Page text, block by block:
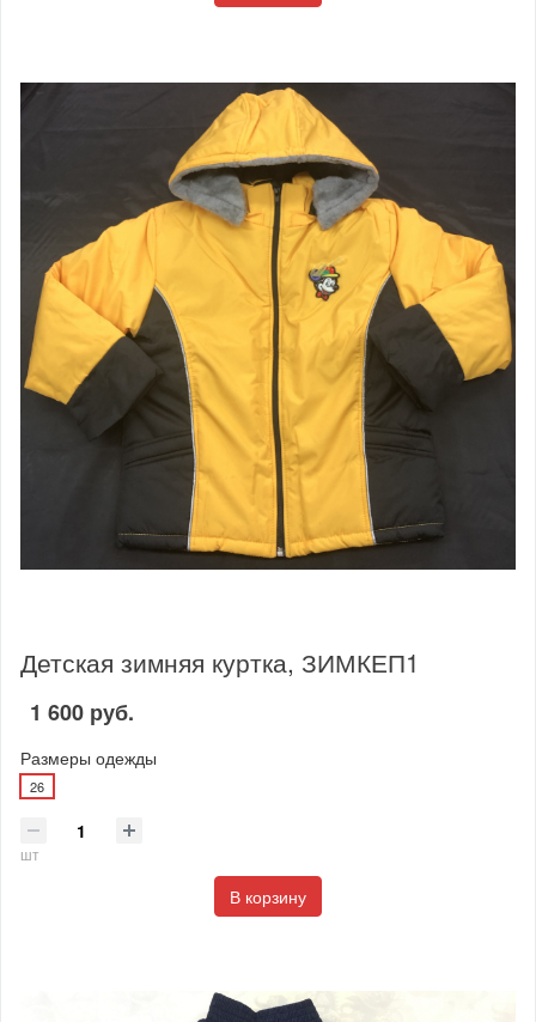
Детская зимняя куртка, ЗИМКЕП1
1 600 руб.
Размеры одежды
26
шт
В корзину